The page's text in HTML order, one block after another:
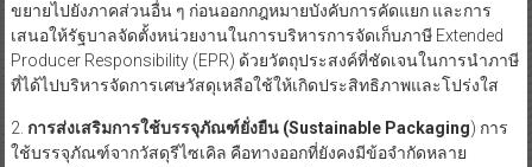
ขยายไปยังภาคส่วนอื่น ๆ ก่อนออกกฎหมายบังคับการคัดแยก และการ
เสนอให้รัฐบาลจัดตั้งหน่วยงานในการบริหารการจัดเก็บภาษี Extended
Producer Responsibility (EPR) ด้วยวัตถุประสงค์ที่ชัดเจนในการนำภาษี
ที่ได้ไปบริหารจัดการเศษวัสดุเหลือใช้ให้เกิดประสิทธิภาพและโปร่งใส
2. การส่งเสริมการใช้บรรจุภัณฑ์ยั่งยืน (Sustainable Packaging) การ
ใช้บรรจุภัณฑ์จากวัสดุรีไซเคิล คือทางออกที่ยังคงมีข้อจำกัดหลาย